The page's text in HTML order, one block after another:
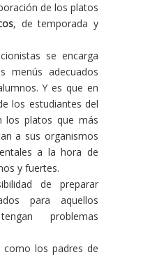
de los platos
, de temporada y
se encarga
menús adecuados
Y es que en
los estudiantes del
los platos que más
a sus organismos
a la hora de
y fuertes.
de preparar
para aquellos
problemas
los padres de